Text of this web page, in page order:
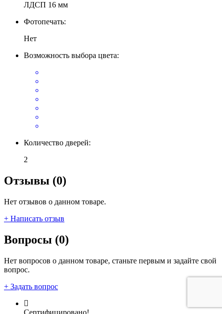
ЛДСП 16 мм
Фотопечать:
Нет
Возможность выбора цвета:
Количество дверей:
2
Отзывы (0)
Нет отзывов о данном товаре.
+ Написать отзыв
Вопросы (0)
Нет вопросов о данном товаре, станьте первым и задайте свой
вопрос.
+ Задать вопрос
Сертифицировано!